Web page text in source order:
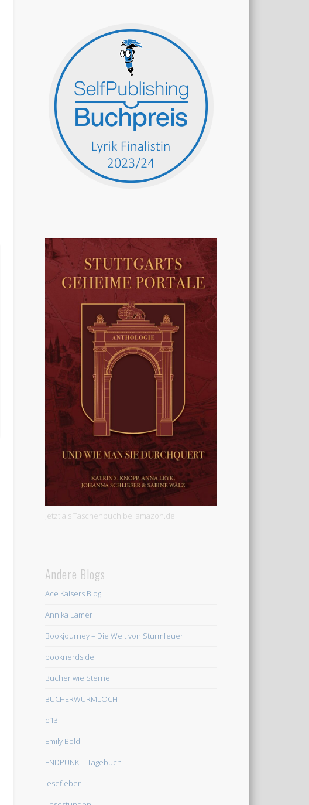
Jetzt als Taschenbuch bei amazon.de
Andere Blogs
Ace Kaisers Blog
Annika Lamer
Bookjourney – Die Welt von Sturmfeuer
booknerds.de
Bücher wie Sterne
BÜCHERWURMLOCH
e13
Emily Bold
ENDPUNKT -Tagebuch
lesefieber